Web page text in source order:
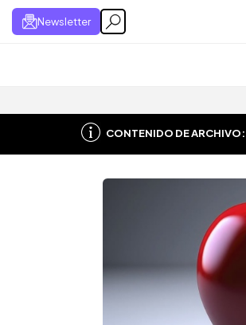
Newsletter
CONTENIDO DE ARCHIVO: